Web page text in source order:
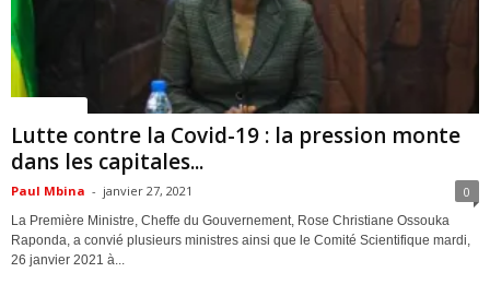
Lutte contre la Covid-19 : la pression monte
dans les capitales...
Paul Mbina - janvier 27, 2021 0
La Première Ministre, Cheffe du Gouvernement, Rose Christiane Ossouka
Raponda, a convié plusieurs ministres ainsi que le Comité Scientifique mardi,
26 janvier 2021 à...